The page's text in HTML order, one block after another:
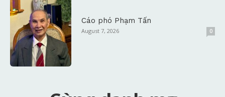
Cáo phó Phạm Tấn
August 7, 2026 0